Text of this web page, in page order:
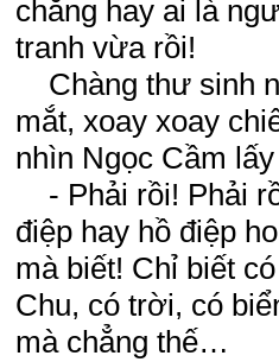
chẳng hay ai là
tranh vừa rồi!
Chàng thư sinh
mắt, xoay xoay
nhìn Ngọc Cầm
- Phải rồi! Phải
điệp hay hồ điệp
mà biết! Chỉ biết
Chu, có trời, có
mà chẳng thế…